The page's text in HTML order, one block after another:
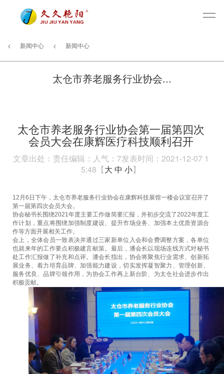
< 新闻中心 < 新闻中心
太仓市养老服务行业协会...
太仓市养老服务行业协会第一届第四次
会员大会在康辉医疗科技顺利召开
文章出处： 责任编辑： 人气： 7发表时间：2021-12-07 1
5:48【大 中 小】
12月6日下午，太仓市养老服务行业协会在康辉科技展馆一楼会议室召开了
第一届第四次会员大会。
协会秘书长围绕2021年度主要工作做简要汇报，并初步交流了2022年度工
作计划，重点将围绕加强制度建设、提升市场业务、加强本土优质资源合
作等方面开展相关工作。
会上，全体会员一致表决并通过三家新单位入会和会费调整方案，各单位
也就来年的工作要点积极建言献策。最后，潘会长以现场连线方式对秘书
处工作汇报做了补充和点评。潘会长指出，协会将聚焦行业需求、创新拓
展业务、着力培育品牌、加强能力建设，切实发挥凝智聚力、管理创新、
服务优良、品牌引领作用，为协会工作再上新台阶、为太仓社会进步作出
积极贡献。